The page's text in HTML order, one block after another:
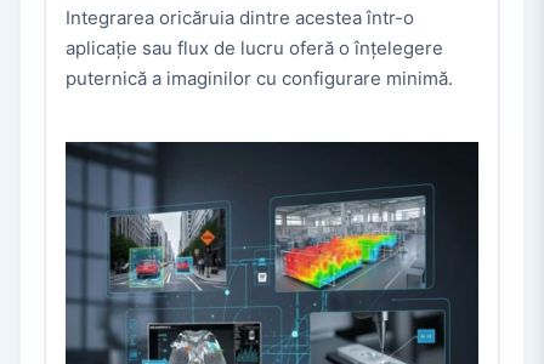
Integrarea oricăruia dintre acestea într-o
aplicație sau flux de lucru oferă o înțelegere
puternică a imaginilor cu configurare minimă.